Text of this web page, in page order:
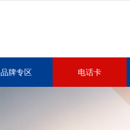
品牌专区 电话卡